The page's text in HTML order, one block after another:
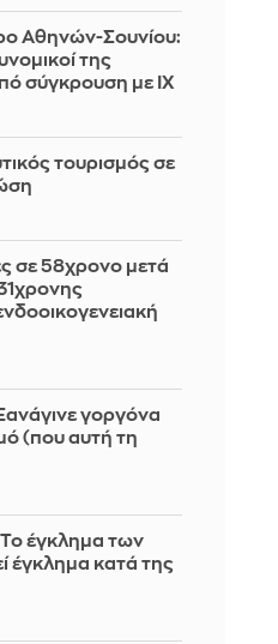
Αθηνών-Σουνίου:
της
σύγκρουση με ΙΧ
τουρισμός σε
σε 58χρονο μετά
γοργόνα
(που αυτή τη
έγκλημα των
έγκλημα κατά της